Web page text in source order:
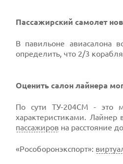
Пассажирский самолет
В павильоне авиасалона
определить, что 2/3
Оценить салон лайнера
По сути ТУ-204СМ - это
характеристиками. Лайнер
пассажиров на расстояние
«Рособоронэкспорт»: